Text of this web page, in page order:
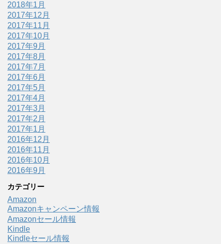
2018年1月
2017年12月
2017年11月
2017年10月
2017年9月
2017年8月
2017年7月
2017年6月
2017年5月
2017年4月
2017年3月
2017年2月
2017年1月
2016年12月
2016年11月
2016年10月
2016年9月
カテゴリー
Amazon
Amazonキャンペーン情報
Amazonセール情報
Kindle
Kindleセール情報